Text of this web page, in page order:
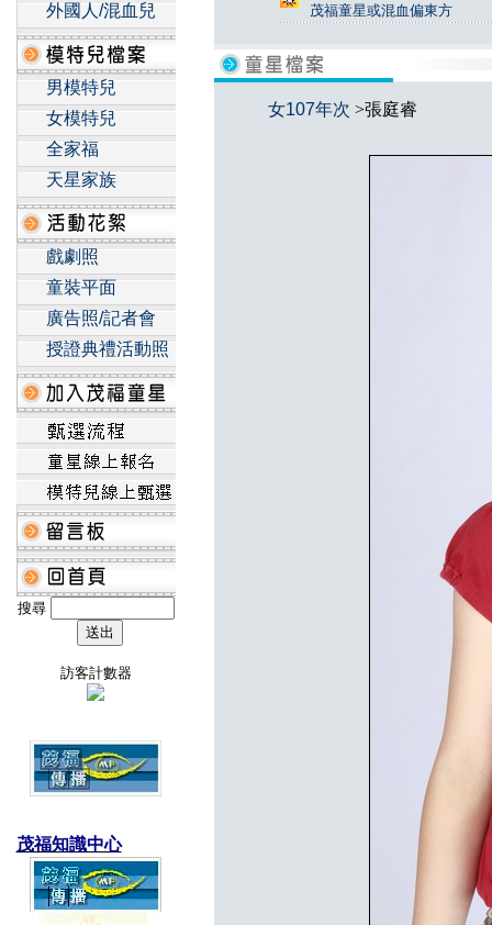
外國人/混血兒
男模特兒
女模特兒
全家福
天星家族
戲劇照
童裝平面
廣告照/記者會
授證典禮活動照
搜尋
訪客計數器
茂福知識中心
茂福童星或混血偏東方
女107年次 >張庭睿